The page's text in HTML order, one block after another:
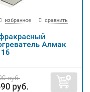
избранное сравнить
Алмак
руб.
руб.